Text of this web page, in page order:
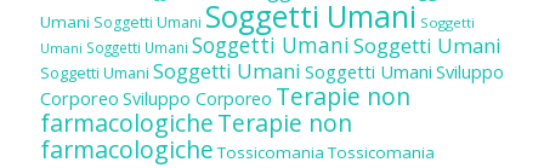
Umani Soggetti Umani Soggetti Umani Soggetti
Umani Soggetti Umani Soggetti UmaniSoggetti Umani
Soggetti Umani Soggetti Umani Soggetti Umani Sviluppo
Corporeo Sviluppo Corporeo Terapie non
farmacologicheTerapie non
farmacologiche Tossicomania Tossicomania